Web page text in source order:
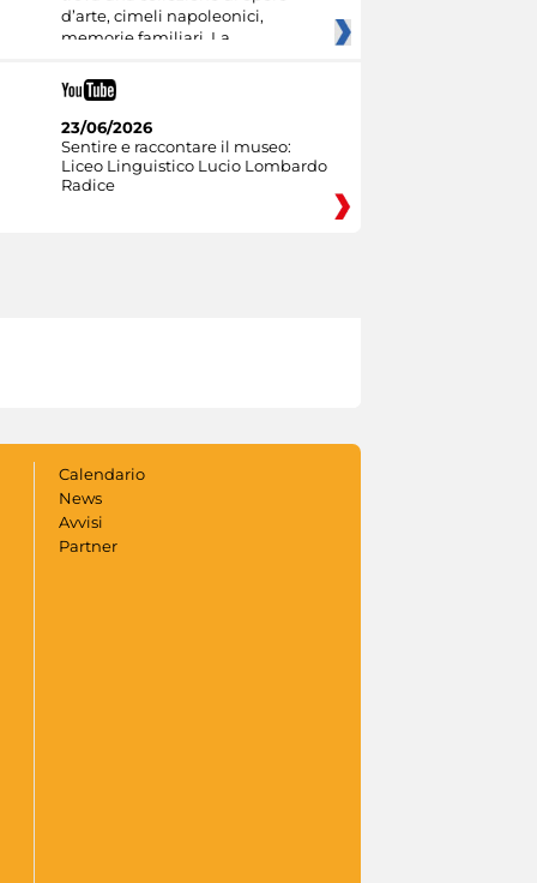
d’arte, cimeli napoleonici,
memorie familiari. La
23/06/2026
Sentire e raccontare il museo:
Liceo Linguistico Lucio Lombardo
Radice
Calendario
News
Avvisi
Partner